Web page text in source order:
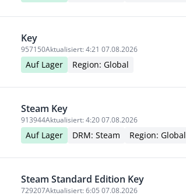
Key
957150Aktualisiert: 4:21 07.08.2026
Auf Lager Region: Global
Steam Key
913944Aktualisiert: 4:20 07.08.2026
Auf Lager DRM: Steam Region: Global
Steam Standard Edition Key
729207Aktualisiert: 6:05 07.08.2026